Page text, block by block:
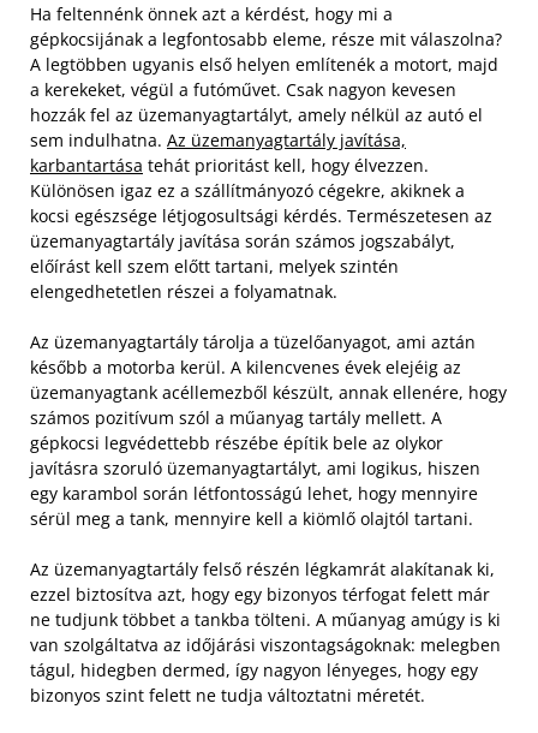
Ha feltennénk önnek azt a kérdést, hogy mi a
gépkocsijának a legfontosabb eleme, része mit válaszolna?
A legtöbben ugyanis első helyen említenék a motort, majd
a kerekeket, végül a futóművet. Csak nagyon kevesen
hozzák fel az üzemanyagtartályt, amely nélkül az autó el
sem indulhatna. Az üzemanyagtartály javítása,
karbantartása tehát prioritást kell, hogy élvezzen.
Különösen igaz ez a szállítmányozó cégekre, akiknek a
kocsi egészsége létjogosultsági kérdés. Természetesen az
üzemanyagtartály javítása során számos jogszabályt,
előírást kell szem előtt tartani, melyek szintén
elengedhetetlen részei a folyamatnak.
Az üzemanyagtartály tárolja a tüzelőanyagot, ami aztán
később a motorba kerül. A kilencvenes évek elejéig az
üzemanyagtank acéllemezből készült, annak ellenére, hogy
számos pozitívum szól a műanyag tartály mellett. A
gépkocsi legvédettebb részébe építik bele az olykor
javításra szoruló üzemanyagtartályt, ami logikus, hiszen
egy karambol során létfontosságú lehet, hogy mennyire
sérül meg a tank, mennyire kell a kiömlő olajtól tartani.
Az üzemanyagtartály felső részén légkamrát alakítanak ki,
ezzel biztosítva azt, hogy egy bizonyos térfogat felett már
ne tudjunk többet a tankba tölteni. A műanyag amúgy is ki
van szolgáltatva az időjárási viszontagságoknak: melegben
tágul, hidegben dermed, így nagyon lényeges, hogy egy
bizonyos szint felett ne tudja változtatni méretét.